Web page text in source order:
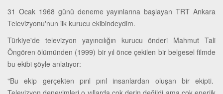
31 Ocak 1968 günü deneme yayınlarına başlayan TRT Ankara
Televizyonu'nun ilk kurucu ekibindeydim.
Türkiye'de televizyon yayıncılığın kurucu önderi Mahmut Tali
Öngören ölümünden (1999) bir yıl önce çekilen bir belgesel filmde
bu ekibi şöyle anlatıyor:
"Bu ekip gerçekten pırıl pırıl insanlardan oluşan bir ekipti.